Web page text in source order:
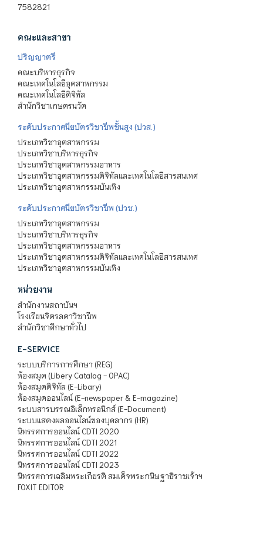
7582821
คณะและสาขา
ปริญญาตรี
คณะบริหารธุรกิจ
คณะเทคโนโลยีอุตสาหกรรม
คณะเทคโนโลยีดิจิทัล
สำนักวิชาเกษตรนวัต
ระดับประกาศนียบัตรวิชาชีพชั้นสูง (ปวส.)
ประเภทวิชาอุตสาหกรรม
ประเภทวิชาบริหารธุรกิจ
ประเภทวิชาอุตสาหกรรมอาหาร
ประเภทวิชาอุตสาหกรรมดิจิทัลและเทคโนโลยีสารสนเทศ
ประเภทวิชาอุตสาหกรรมบันเทิง
ระดับประกาศนียบัตรวิชาชีพ (ปวช.)
ประเภทวิชาอุตสาหกรรม
ประเภทวิชาบริหารธุรกิจ
ประเภทวิชาอุตสาหกรรมอาหาร
ประเภทวิชาอุตสาหกรรมดิจิทัลและเทคโนโลยีสารสนเทศ
ประเภทวิชาอุตสาหกรรมบันเทิง
หน่วยงาน
สำนักงานสถาบันฯ
โรงเรียนจิตรลดาวิชาชีพ
สำนักวิชาศึกษาทั่วไป
E-SERVICE
ระบบบริการการศึกษา (REG)
ห้องสมุด (Libery Catalog - OPAC)
ห้องสมุดดิจิทัล (E-Libary)
ห้องสมุดออนไลน์ (E-newspaper & E-magazine)
ระบบสารบรรณอิเล็กทรอนิกส์ (E-Document)
ระบบแสดงผลออนไลน์ของบุคลากร (HR)
นิทรรศการออนไลน์ CDTI 2020
นิทรรศการออนไลน์ CDTI 2021
นิทรรศการออนไลน์ CDTI 2022
นิทรรศการออนไลน์ CDTI 2023
นิทรรศการเฉลิมพระเกียรติ สมเด็จพระกนิษฐาธิราชเจ้าฯ
FOXIT EDITOR